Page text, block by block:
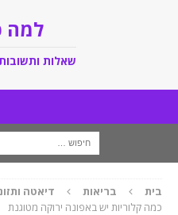
למה
שאלות
בית בריאות דיאטה
כמה קלוריות יש באפונה ירוקה מטוגנת